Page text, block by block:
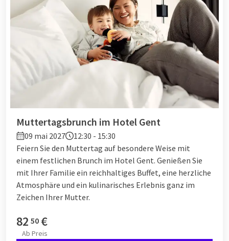
Muttertagsbrunch im Hotel Gent
09 mai 2027
12:30 - 15:30
Feiern Sie den Muttertag auf besondere Weise mit
einem festlichen Brunch im Hotel Gent. Genießen Sie
mit Ihrer Familie ein reichhaltiges Buffet, eine herzliche
Atmosphäre und ein kulinarisches Erlebnis ganz im
Zeichen Ihrer Mutter.
82 50 €
Ab Preis